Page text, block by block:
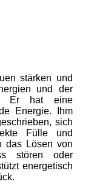
stärken und
und der
Er hat eine
Energie. Ihm
sich
Fülle und
das Lösen von
stören oder
energetisch